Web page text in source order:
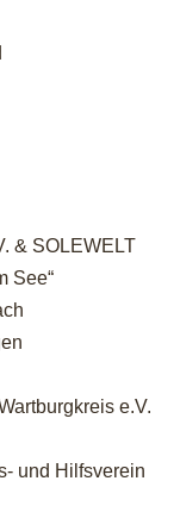
& SOLEWELT
See“
e.V.
und Hilfsverein